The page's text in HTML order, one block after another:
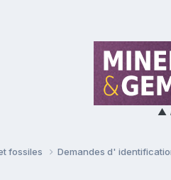
▲
fossiles Demandes d'